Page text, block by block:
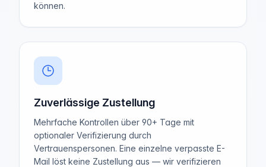
können.
Zuverlässige Zustellung
Mehrfache Kontrollen über 90+ Tage mit
optionaler Verifizierung durch
Vertrauenspersonen. Eine einzelne verpasste E-
Mail löst keine Zustellung aus — wir verifizieren